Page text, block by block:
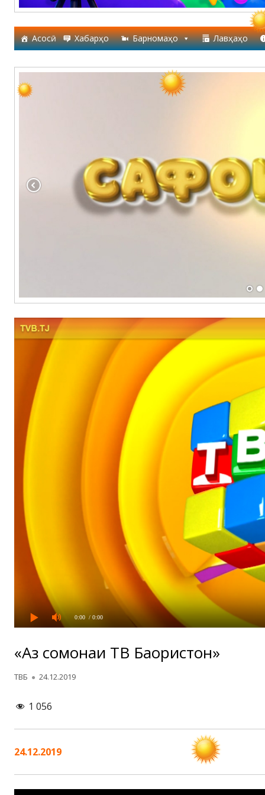
Асосӣ Хабарҳо Барномаҳо Лавҳаҳо
0:00 / 0:00
«Аз сомонаи ТВ Баҳористон»
Автор
ТВБ Опубликовано
24.12.2019
1 056
24.12.2019